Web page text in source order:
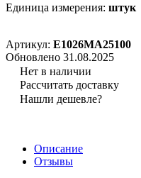
Единица измерения: штук
Артикул: E1026MA25100
Обновлено 31.08.2025
Нет в наличии
Рассчитать доставку
Нашли дешевле?
Описание
Отзывы